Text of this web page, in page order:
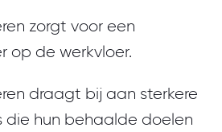
zorgt voor een
op de werkvloer.
draagt bij aan sterkere
die hun behaalde doelen